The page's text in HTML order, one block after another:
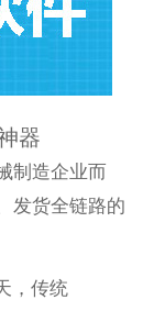
器
制造企业而
发货全链路的
，传统